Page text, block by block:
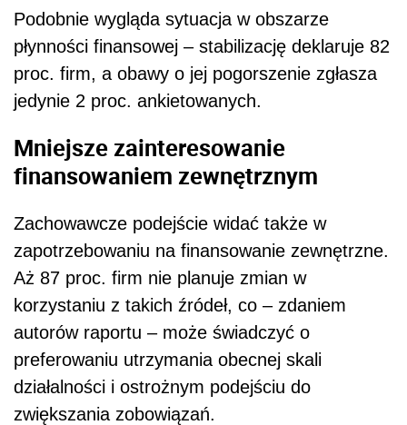
Podobnie wygląda sytuacja w obszarze
płynności finansowej – stabilizację deklaruje 82
proc. firm, a obawy o jej pogorszenie zgłasza
jedynie 2 proc. ankietowanych.
Mniejsze zainteresowanie
finansowaniem zewnętrznym
Zachowawcze podejście widać także w
zapotrzebowaniu na finansowanie zewnętrzne.
Aż 87 proc. firm nie planuje zmian w
korzystaniu z takich źródeł, co – zdaniem
autorów raportu – może świadczyć o
preferowaniu utrzymania obecnej skali
działalności i ostrożnym podejściu do
zwiększania zobowiązań.